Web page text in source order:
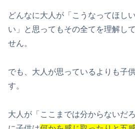
どんなに大人が「こうなってほし
い」と思ってもその全てを理解し
せん。
でも、大人が思っているよりも子
す。
大人が「ここまでは分からないだ